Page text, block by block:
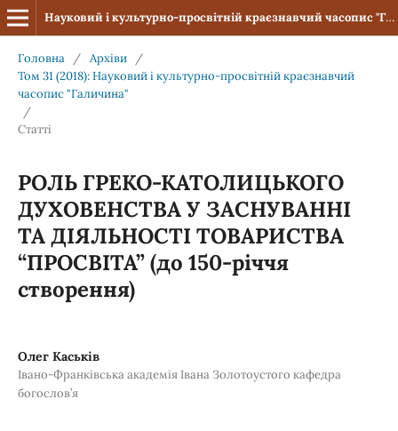
Науковий і культурно-просвітній краєзнавчий часопис "Галичина"
Головна / Архіви
/
Том 31 (2018): Науковий і культурно-просвітній краєзнавчий
часопис "Галичина"
/
Статті
РОЛЬ ГРЕКО-КАТОЛИЦЬКОГО
ДУХОВЕНСТВА У ЗАСНУВАННІ
ТА ДІЯЛЬНОСТІ ТОВАРИСТВА
“ПРОСВІТА” (до 150-річчя
створення)
Олег Каськів
Івано-Франківська академія Івана Золотоустого кафедра
богослов’я